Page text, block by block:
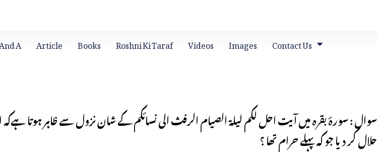
A Article Books Roshni Ki Taraf Videos Images Contact Us
سوال : سورۂ بقرہ میں آیت احل لكم ليلة الصيام الرفث الى نسائكم کے شان نزول سے ظاہر ہوتا
حلال کر دیا جو کہ پہلے حرام تھا ؟